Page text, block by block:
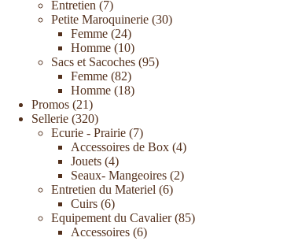
Entretien
7
Petite Maroquinerie 30
Femme 24
Homme 10
Sacs et Sacoches 95
Femme 82
Homme 18
Promos 21
Sellerie 320
Ecurie - Prairie 7
Accessoires de Box 4
Jouets 4
Seaux- Mangeoires 2
Entretien du Materiel 6
Cuirs 6
Equipement du Cavalier 85
Accessoires 6